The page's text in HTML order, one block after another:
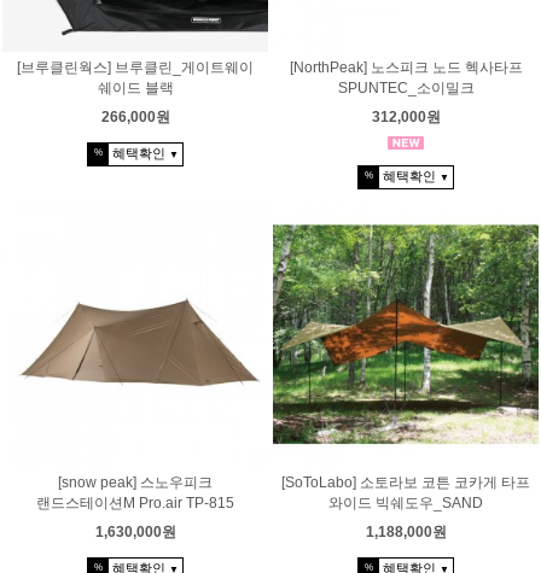
[브루클린웍스] 브루클린_게이트웨이
쉐이드 블랙
266,000원
% 혜택확인 ▼
[NorthPeak] 노스피크 노드 헥사타프
SPUNTEC_소이밀크
312,000원
% 혜택확인 ▼
[snow peak] 스노우피크
랜드스테이션M Pro.air TP-815
1,630,000원
% 혜택확인 ▼
[SoToLabo] 소토라보 코튼 코카게 타프
와이드 빅쉐도우_SAND
1,188,000원
% 혜택확인 ▼